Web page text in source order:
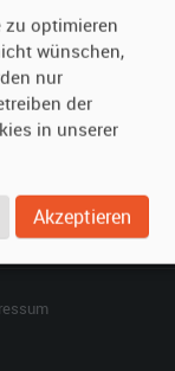
(FAQ)
zu optimieren
wünschen,
nur
der
in unserer
Akzeptieren